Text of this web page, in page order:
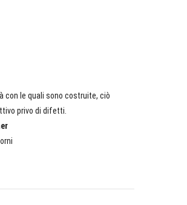
con le quali sono costruite, ciò
privo di difetti.